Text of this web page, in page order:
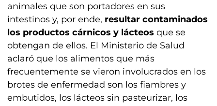
animales que son portadores en sus
intestinos y, por ende, resultar contaminados
los productos cárnicos y lácteos que se
obtengan de ellos. El Ministerio de Salud
aclaró que los alimentos que más
frecuentemente se vieron involucrados en los
brotes de enfermedad son los fiambres y
embutidos, los lácteos sin pasteurizar, los